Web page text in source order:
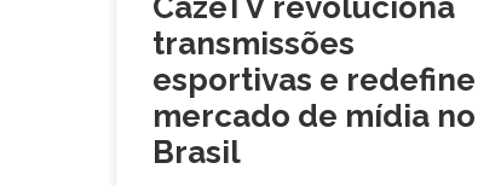
CazéTV revoluciona
transmissões
esportivas e redefine
mercado de mídia no
Brasil